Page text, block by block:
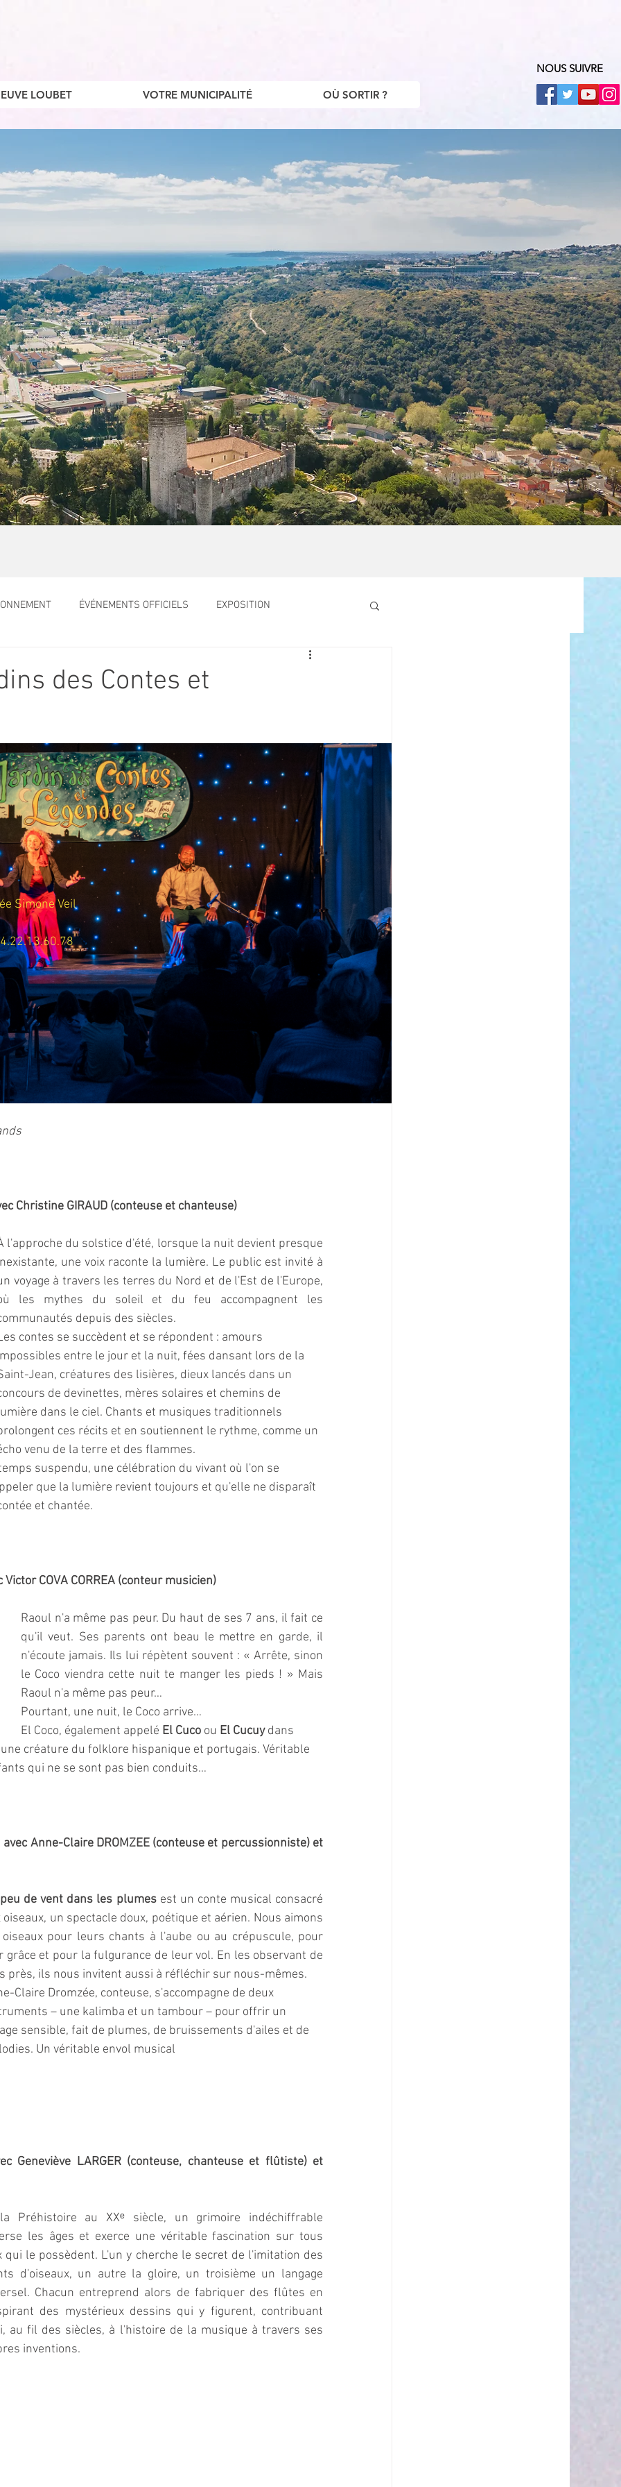
LOUBET VOTRE MUNICIPALITÉ OÙ SORTIR ?
NOUS SUIVRE
ÉVÉNEMENTS OFFICIELS EXPOSITION
TRANSPORT SENIORS Activité culture & musique
CENTRE DE LOISIRS PREVENTION DE LA DELINQUANCE
Science
des Contes et
Simone Veil
Christine GIRAUD (conteuse et chanteuse)
l'approche du solstice d'été, lorsque la nuit devient presque
une voix raconte la lumière. Le public est invité à
voyage à travers les terres du Nord et de l'Est de l'Europe,
les mythes du soleil et du feu accompagnent les
depuis des siècles.
contes se succèdent et se répondent : amours
entre le jour et la nuit, fées dansant lors de la
Jean, créatures des lisières, dieux lancés dans un
de devinettes, mères solaires et chemins de
dans le ciel. Chants et musiques traditionnels
ces récits et en soutiennent le rythme, comme un
venu de la terre et des flammes.
suspendu, une célébration du vivant où l'on se
que la lumière revient toujours et qu'elle ne disparaît
et chantée.
COVA CORREA (conteur musicien)
Raoul n'a même pas peur. Du haut de ses 7 ans, il fait ce
qu'il veut. Ses parents ont beau le mettre en garde, il
n'écoute jamais. Ils lui répètent souvent : « Arrête, sinon
le Coco viendra cette nuit te manger les pieds ! » Mais
Raoul n'a même pas peur…
Pourtant, une nuit, le Coco arrive…
El Coco, également appelé El Cuco ou El Cucuy dans
créature du folklore hispanique et portugais. Véritable
qui ne se sont pas bien conduits…
Anne-Claire DROMZEE (conteuse et percussionniste) et
de vent dans les plumes est un conte musical consacré
oiseaux, un spectacle doux, poétique et aérien. Nous aimons
pour leurs chants à l'aube ou au crépuscule, pour
grâce et pour la fulgurance de leur vol. En les observant de
près, ils nous invitent aussi à réfléchir sur nous-mêmes.
Claire Dromzée, conteuse, s'accompagne de deux
– une kalimba et un tambour – pour offrir un
sensible, fait de plumes, de bruissements d'ailes et de
Un véritable envol musical
Geneviève LARGER (conteuse, chanteuse et flûtiste) et
Préhistoire au XXᵉ siècle, un grimoire indéchiffrable
les âges et exerce une véritable fascination sur tous
qui le possèdent. L'un y cherche le secret de l'imitation des
d'oiseaux, un autre la gloire, un troisième un langage
Chacun entreprend alors de fabriquer des flûtes en
des mystérieux dessins qui y figurent, contribuant
au fil des siècles, à l'histoire de la musique à travers ses
inventions.